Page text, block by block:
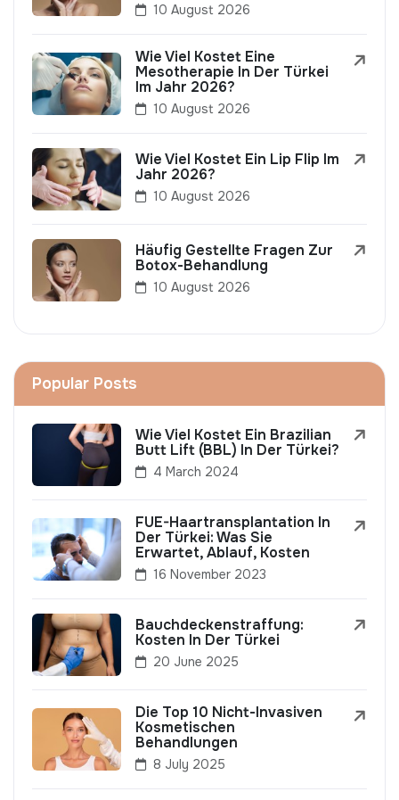
10 August 2026
Wie Viel Kostet Eine
Mesotherapie In Der Türkei
Im Jahr 2026?
10 August 2026
Wie Viel Kostet Ein Lip Flip Im
Jahr 2026?
10 August 2026
Häufig Gestellte Fragen Zur
Botox-Behandlung
10 August 2026
Popular Posts
Wie Viel Kostet Ein Brazilian
Butt Lift (BBL) In Der Türkei?
4 March 2024
FUE-Haartransplantation In
Der Türkei: Was Sie
Erwartet, Ablauf, Kosten
16 November 2023
Bauchdeckenstraffung:
Kosten In Der Türkei
20 June 2025
Die Top 10 Nicht-Invasiven
Kosmetischen
Behandlungen
8 July 2025